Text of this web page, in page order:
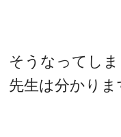
そうなってし
先生は分かりま